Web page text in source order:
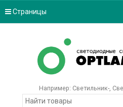
Страницы
Например: Светильник-